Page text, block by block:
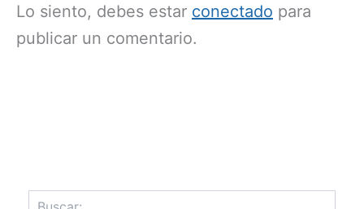
Lo siento, debes estar conectado para
publicar un comentario.